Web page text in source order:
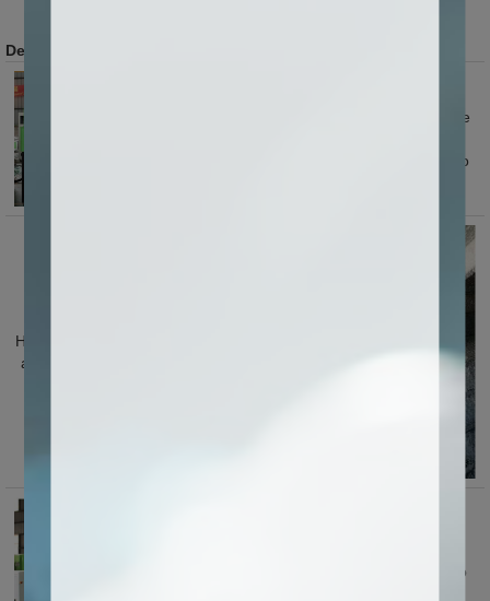
Detalle de la maquina
El tamaño de la carrera del eje Z puede
procesamiento, adecuado para un&erio
Husillo refrigerado por
agua, alta potencia y
Pórtico de acero, resistente y duradero